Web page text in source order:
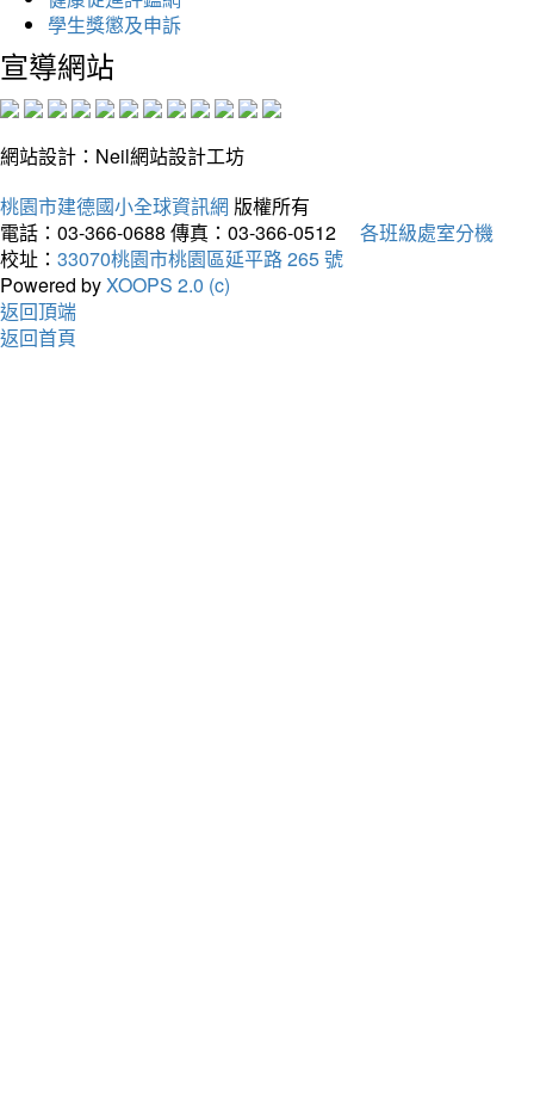
學生獎懲及申訴
宣導網站
網站設計：Neil網站設計工坊
桃園市建德國小全球資訊網 版權所有
電話：03-366-0688 傳真：03-366-0512
各班級處室分機
校址： 33070桃園市桃園區延平路 265 號
Powered byXOOPS 2.0 (c)
返回頂端
返回首頁